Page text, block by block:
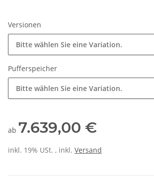
Versionen
Bitte wählen Sie eine Variation.
Pufferspeicher
Bitte wählen Sie eine Variation.
ab 7.639,00 €
inkl. 19% USt. , inkl. Versand